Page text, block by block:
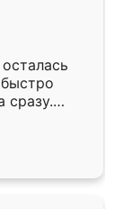
сразу.
к
Собрали
даже